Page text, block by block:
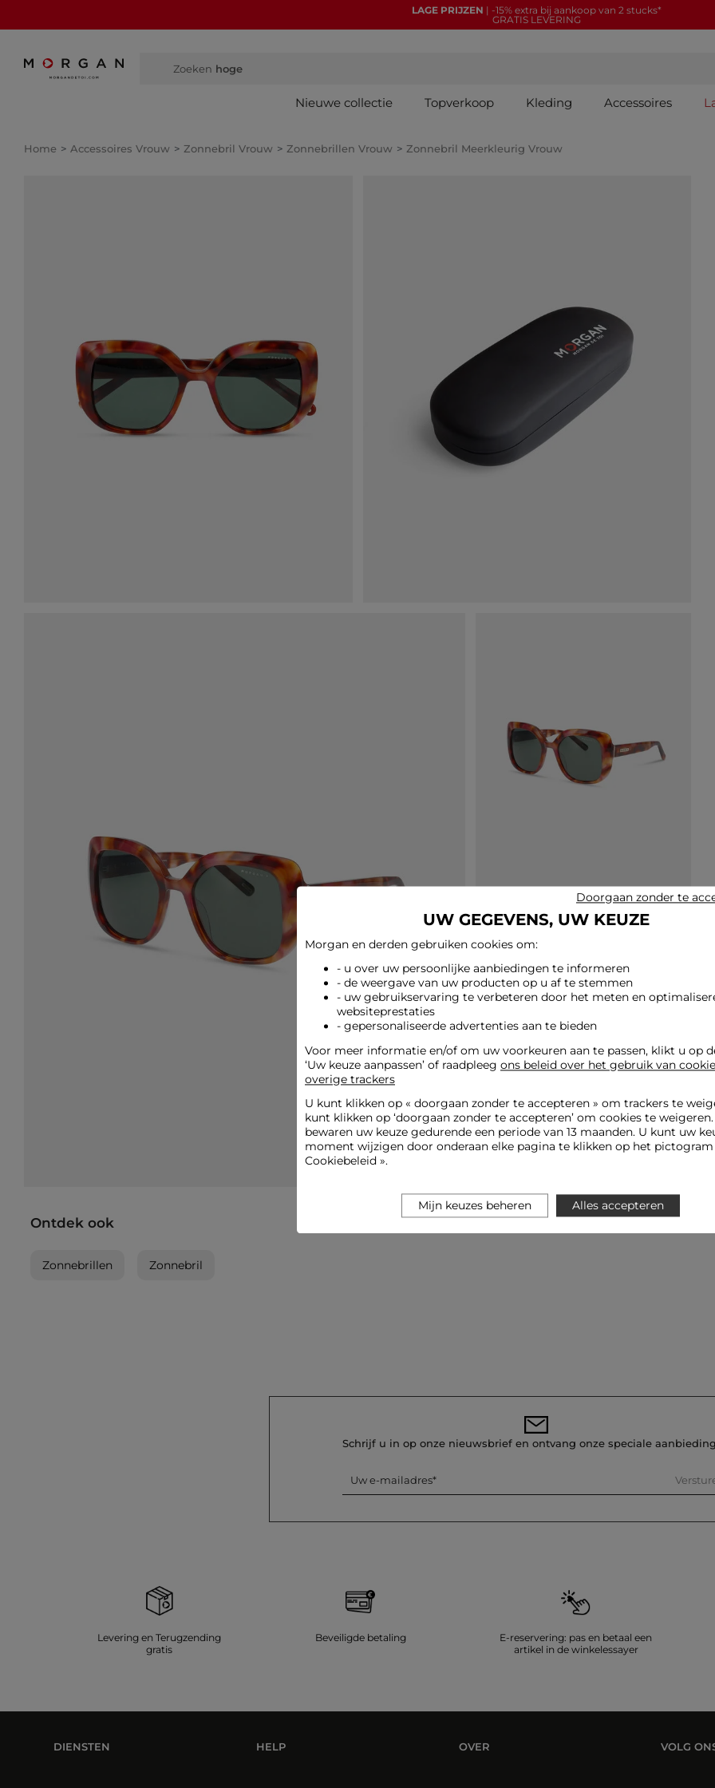
LAGE PRIJZEN | -15% extra bij aankoop van 2 stucks*
GRATIS LEVERING
Zoeken hoge laarz
Nieuwe collectie Topverkoop Kleding Accessoires
Home Accessoires Vrouw Zonnebril Vrouw Zonnebrillen Vrouw Zonnebril Meerkleurig Vrouw
Ontdek ook
Zonnebrillen Zonnebril
Schrijf u in op onze nieuwsbrief en ontvang onze speciale
Uw e-mailadres
Levering en Terugzending
gratis
Beveiligde betaling
E-reservering: pas en betaal een
artikel in de winkelessayer
DIENSTEN HELP OVER VOLG
UW GEGEVENS, UW KEUZE
Morgan en derden gebruiken cookies om:
- u over uw persoonlijke aanbiedingen te informeren
- de weergave van uw producten op u af te stemmen
- uw gebruikservaring te verbeteren door het meten en
websiteprestaties
- gepersonaliseerde advertenties aan te bieden
Voor meer informatie en/of om uw voorkeuren aan te passen, klikt u op
‘Uw keuze aanpassen’ of raadpleeg ons beleid over het gebruik van
overige trackers
U kunt klikken op « doorgaan zonder te accepteren » om trackers te
kunt klikken op ‘doorgaan zonder te accepteren’ om cookies te
bewaren uw keuze gedurende een periode van 13 maanden. U kunt uw
moment wijzigen door onderaan elke pagina te klikken op het pictogram
Cookiebeleid ».
Mijn keuzes beheren
Doorgaan zonder te
Alles accepteren